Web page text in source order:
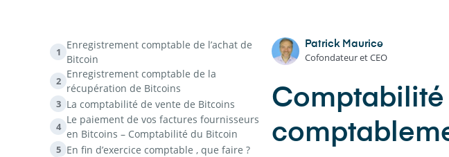
1
Enregistrement comptable de l’achat de
Bitcoin
2
Enregistrement comptable de la
récupération de Bitcoins
3 La comptabilité de vente de Bitcoins
4
Le paiement de vos factures fournisseurs
en Bitcoins – Comptabilité du Bitcoin
5 En fin d’exercice comptable , que faire ?
Patrick Maurice
Cofondateur et CEO
Comptabilité